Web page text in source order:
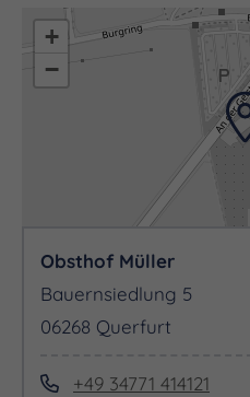
vorhanden.
+
−
Obsthof Müller
Bauernsiedlung 5
06268 Querfurt
+49 34771 414121